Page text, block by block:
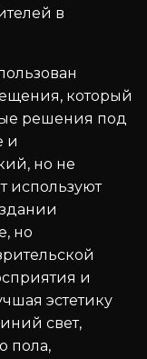
в
который
решения под
и
но не
используют
но
и
эстетику
свет,
пола,